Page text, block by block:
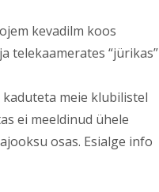
kevadilm koos
telekaamerates “jürikas”
meie klubilistel
ei meeldinud ühele
osas. Esialge info